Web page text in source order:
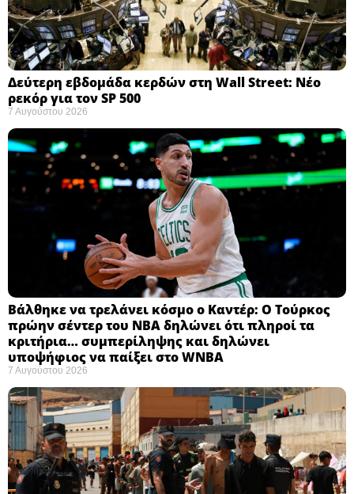
Δεύτερη εβδομάδα κερδών στη Wall Street: Νέο
ρεκόρ για τον SP 500
7 Αυγούστου 2026
Βάλθηκε να τρελάνει κόσμο ο Καντέρ: Ο Τούρκος
πρώην σέντερ του NBA δηλώνει ότι πληροί τα
κριτήρια… συμπερίληψης και δηλώνει
υποψήφιος να παίξει στο WNBA
7 Αυγούστου 2026